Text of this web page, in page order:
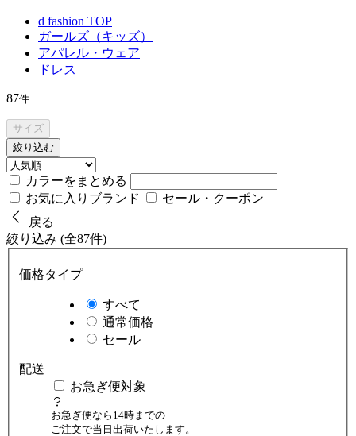
d fashion TOP
ガールズ（キッズ）
アパレル・ウェア
ドレス
87件
サイズ
絞り込む
カラーをまとめる
お気に入りブランド
セール・クーポン
戻る
絞り込み (全87件)
価格タイプ
すべて
通常価格
セール
配送
お急ぎ便対象
お急ぎ便なら14時までの
ご注文で当日出荷いたします。